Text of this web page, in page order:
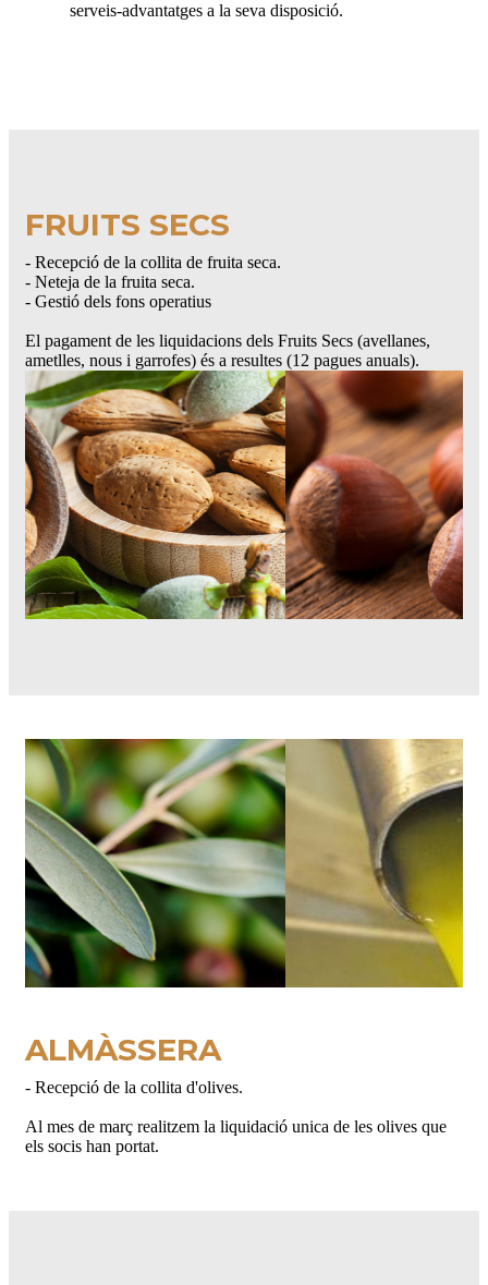
serveis-advantatges a la seva disposició.
FRUITS SECS
- Recepció de la collita de fruita seca.
- Neteja de la fruita seca.
- Gestió dels fons operatius
El pagament de les liquidacions dels Fruits Secs (avellanes,
ametlles, nous i garrofes) és a resultes (12 pagues anuals).
ALMÀSSERA
- Recepció de la collita d'olives.
Al mes de març realitzem la liquidació unica de les olives que
els socis han portat.